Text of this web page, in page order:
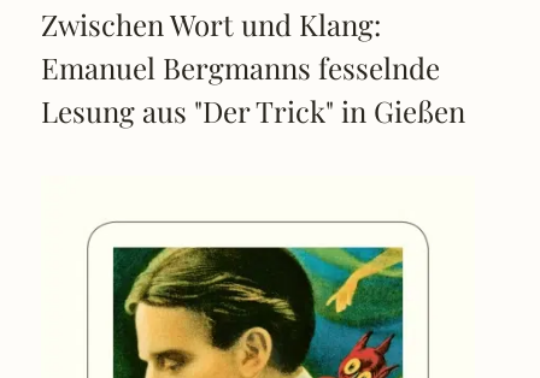
Zwischen Wort und Klang:
Emanuel Bergmanns fesselnde
Lesung aus "Der Trick" in Gießen